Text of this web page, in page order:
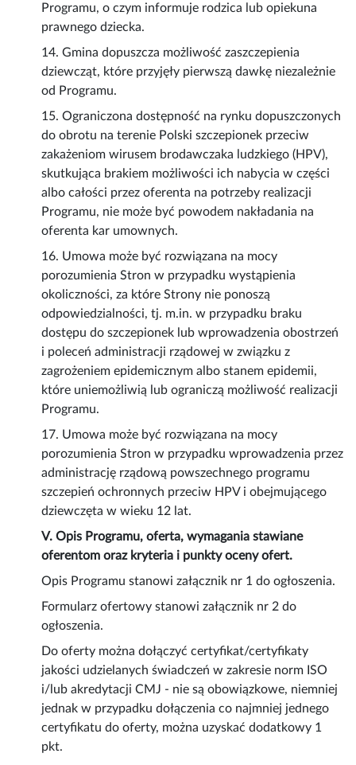
Programu, o czym informuje rodzica lub opiekuna
prawnego dziecka.
14. Gmina dopuszcza możliwość zaszczepienia
dziewcząt, które przyjęły pierwszą dawkę niezależnie
od Programu.
15. Ograniczona dostępność na rynku dopuszczonych
do obrotu na terenie Polski szczepionek przeciw
zakażeniom wirusem brodawczaka ludzkiego (HPV),
skutkująca brakiem możliwości ich nabycia w części
albo całości przez oferenta na potrzeby realizacji
Programu, nie może być powodem nakładania na
oferenta kar umownych.
16. Umowa może być rozwiązana na mocy
porozumienia Stron w przypadku wystąpienia
okoliczności, za które Strony nie ponoszą
odpowiedzialności, tj. m.in. w przypadku braku
dostępu do szczepionek lub wprowadzenia obostrzeń
i poleceń administracji rządowej w związku z
zagrożeniem epidemicznym albo stanem epidemii,
które uniemożliwią lub ograniczą możliwość realizacji
Programu.
17. Umowa może być rozwiązana na mocy
porozumienia Stron w przypadku wprowadzenia przez
administrację rządową powszechnego programu
szczepień ochronnych przeciw HPV i obejmującego
dziewczęta w wieku 12 lat.
V. Opis Programu, oferta, wymagania stawiane
oferentom oraz kryteria i punkty oceny ofert.
Opis Programu stanowi załącznik nr 1 do ogłoszenia.
Formularz ofertowy stanowi załącznik nr 2 do
ogłoszenia.
Do oferty można dołączyć certyfikat/certyfikaty
jakości udzielanych świadczeń w zakresie norm ISO
i/lub akredytacji CMJ - nie są obowiązkowe, niemniej
jednak w przypadku dołączenia co najmniej jednego
certyfikatu do oferty, można uzyskać dodatkowy 1
pkt.